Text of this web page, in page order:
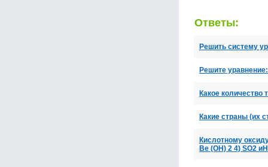
Ответы:
Решить систему
Решите
Какое
Какие страны (их
Кислотному
Be (OH) 2 4) SO2